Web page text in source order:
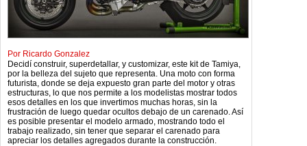
Por Ricardo Gonzalez
Decidí construir, superdetallar, y customizar, este kit de Tamiya,
por la belleza del sujeto que representa. Una moto con forma
futurista, donde se deja expuesto gran parte del motor y otras
estructuras, lo que nos permite a los modelistas mostrar todos
esos detalles en los que invertimos muchas horas, sin la
frustración de luego quedar ocultos debajo de un carenado. Así
es posible presentar el modelo armado, mostrando todo el
trabajo realizado, sin tener que separar el carenado para
apreciar los detalles agregados durante la construcción.